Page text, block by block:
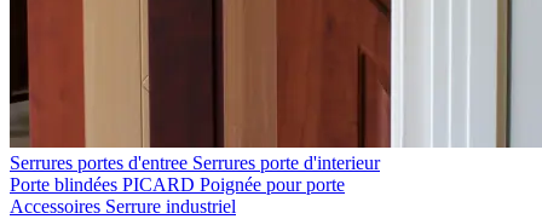
Serrures portes d'entree Serrures porte d'interieur
Porte blindées PICARD Poignée pour porte
Accessoires Serrure industriel